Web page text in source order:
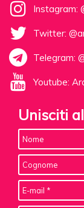
Instagram:
Twitter:
Telegram:
Youtube:
Unisciti